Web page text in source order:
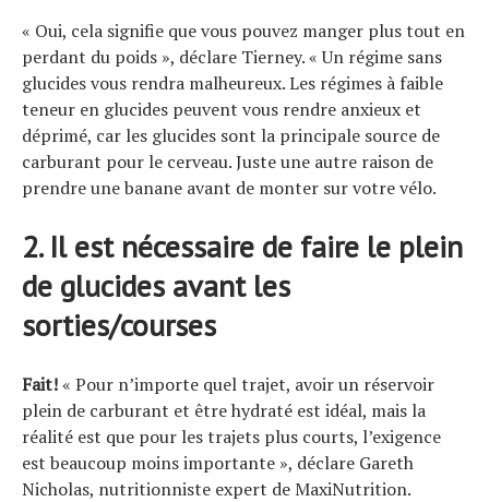
« Oui, cela signifie que vous pouvez manger plus tout en
perdant du poids », déclare Tierney. « Un régime sans
glucides vous rendra malheureux. Les régimes à faible
teneur en glucides peuvent vous rendre anxieux et
déprimé, car les glucides sont la principale source de
carburant pour le cerveau. Juste une autre raison de
prendre une banane avant de monter sur votre vélo.
2. Il est nécessaire de faire le plein
de glucides avant les
sorties/courses
Fait!« Pour n’importe quel trajet, avoir un réservoir
plein de carburant et être hydraté est idéal, mais la
réalité est que pour les trajets plus courts, l’exigence
est beaucoup moins importante », déclare Gareth
Nicholas, nutritionniste expert de MaxiNutrition.